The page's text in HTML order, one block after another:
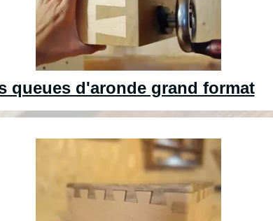
queues d'aronde grand format